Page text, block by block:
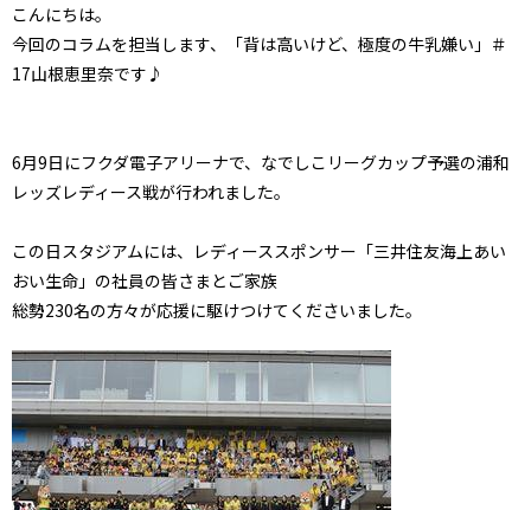
こんにちは。
今回のコラムを担当します、「背は高いけど、極度の牛乳嫌い」＃
17山根恵里奈です♪
6月9日にフクダ電子アリーナで、なでしこリーグカップ予選の浦和
レッズレディース戦が行われました。
この日スタジアムには、レディーススポンサー「三井住友海上あい
おい生命」の社員の皆さまとご家族
総勢230名の方々が応援に駆けつけてくださいました。